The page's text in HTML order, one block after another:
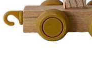
نوشیدنی ها
روشنایی و الکتریکی